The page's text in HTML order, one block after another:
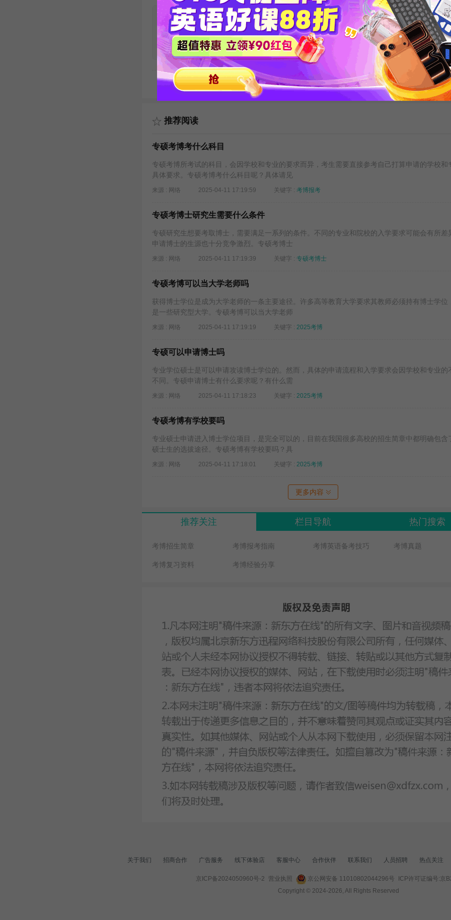
法学考博英语高频词
汇word版
发布时间：2020-04-15
下载次数：12587
医学博士英语统考真
题及解析
发布时间：2019-12-26
下载次数：28480
全国医学博士
一考试真题
发布时间：2019-12-26
下载次数：19346
更多资料
推荐阅读
专硕考博考什么科目
专硕考博所考试的科目，会因学校和专业的要求而异，考生需要直接参考自己打算申请的学校和
具体要求。专硕考博考什么科目呢？具体请见
来源 : 网络 2025-04-11 17:19:59 关键字 : 考博报考
专硕考博士研究生需要什么条件
专硕研究生想要考取博士，需要满足一系列的条件。不同的专业和院校的入学要求可能会有所差
申请博士的生源也十分竞争激烈。专硕考博士
来源 : 网络 2025-04-11 17:19:39 关键字 : 专硕考博士
专硕考博可以当大学老师吗
获得博士学位是成为大学老师的一条主要途径。许多高等教育大学要求其教师必须持有博士学位
是一些研究型大学。专硕考博可以当大学老师
来源 : 网络 2025-04-11 17:19:19 关键字 : 2025考博
专硕可以申请博士吗
专业学位硕士是可以申请攻读博士学位的。然而，具体的申请流程和入学要求会因学校和专业的
不同。专硕申请博士有什么要求呢？有什么需
来源 : 网络 2025-04-11 17:18:23 关键字 : 2025考博
专硕考博有学校要吗
专业硕士申请进入博士学位项目，是完全可以的，目前在我国很多高校的招生简章中都明确包含
硕士生的选拔途径。专硕考博有学校要吗？具
来源 : 网络 2025-04-11 17:18:01 关键字 : 2025考博
更多内容
推荐关注 栏目导航 热门搜索
考博招生简章 考博报考指南 考博英语备考技巧 考博真题
考博复习资料 考博经验分享
关于我们 招商合作 广告服务 线下体验店 客服中心 合作伙伴 联系我们 人员招聘 热点关注
京ICP备2024050960号-2 营业执照 京公网安备 11010802044296号
ICP许可证编号:京
Copyright © 2024-2026 , All Rights Reserved